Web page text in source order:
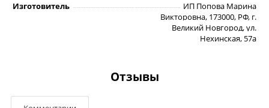
Изготовитель
ИП Попова Марина
Викторовна, 173000, РФ, г.
Великий Новгород, ул.
Нехинская, 57а
Отзывы